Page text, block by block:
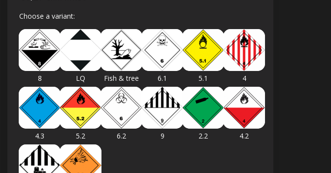
Choose a variant:
8 LQ Fish & tree 6.1 5.1 4
4.3 5.2 6.2 9 2.2 4.2